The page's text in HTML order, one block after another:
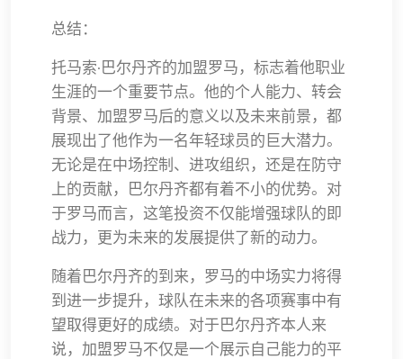
总结：
托马索·巴尔丹齐的加盟罗马，标志着他职业
生涯的一个重要节点。他的个人能力、转会
背景、加盟罗马后的意义以及未来前景，都
展现出了他作为一名年轻球员的巨大潜力。
无论是在中场控制、进攻组织，还是在防守
上的贡献，巴尔丹齐都有着不小的优势。对
于罗马而言，这笔投资不仅能增强球队的即
战力，更为未来的发展提供了新的动力。
随着巴尔丹齐的到来，罗马的中场实力将得
到进一步提升，球队在未来的各项赛事中有
望取得更好的成绩。对于巴尔丹齐本人来
说，加盟罗马不仅是一个展示自己能力的平